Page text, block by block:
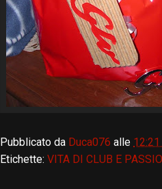
Pubblicato da Duca076 alle 12:21
Etichette: VITA DI CLUB E